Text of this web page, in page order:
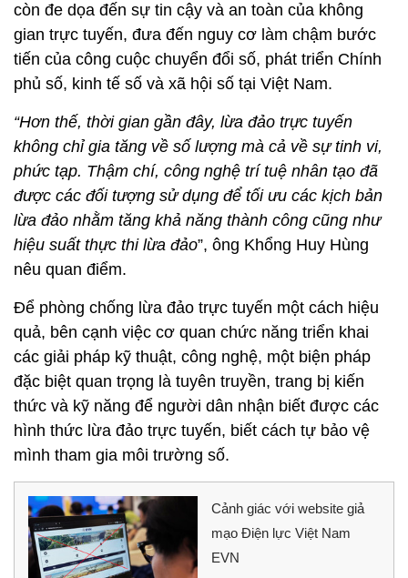
còn đe dọa đến sự tin cậy và an toàn của không
gian trực tuyến, đưa đến nguy cơ làm chậm bước
tiến của công cuộc chuyển đổi số, phát triển Chính
phủ số, kinh tế số và xã hội số tại Việt Nam.
“Hơn thế, thời gian gần đây, lừa đảo trực tuyến
không chỉ gia tăng về số lượng mà cả về sự tinh vi,
phức tạp. Thậm chí, công nghệ trí tuệ nhân tạo đã
được các đối tượng sử dụng để tối ưu các kịch bản
lừa đảo nhằm tăng khả năng thành công cũng như
hiệu suất thực thi lừa đảo”, ông Khổng Huy Hùng
nêu quan điểm.
Để phòng chống lừa đảo trực tuyến một cách hiệu
quả, bên cạnh việc cơ quan chức năng triển khai
các giải pháp kỹ thuật, công nghệ, một biện pháp
đặc biệt quan trọng là tuyên truyền, trang bị kiến
thức và kỹ năng để người dân nhận biết được các
hình thức lừa đảo trực tuyến, biết cách tự bảo vệ
mình tham gia môi trường số.
Cảnh giác với website giả
mạo Điện lực Việt Nam
EVN